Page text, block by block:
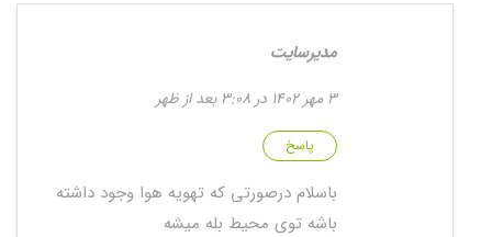
مدیرسایت
3 مهر 1402 در 3:08 بعد از ظهر
پاسخ
باسلام درصورتی که تهویه هوا وجود داشته
باشه توی محیط بله میشه